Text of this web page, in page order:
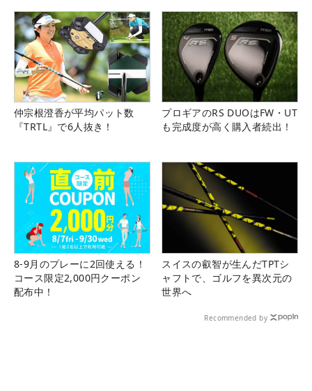
仲宗根澄香が平均パット数
『TRTL』で6人抜き！
プロギアのRS DUOはFW・UT
も完成度が高く購入者続出！
8-9月のプレーに2回使える！
コース限定2,000円クーポン
配布中！
スイスの叡智が生んだTPTシ
ャフトで、ゴルフを異次元の
世界へ
Recommended by